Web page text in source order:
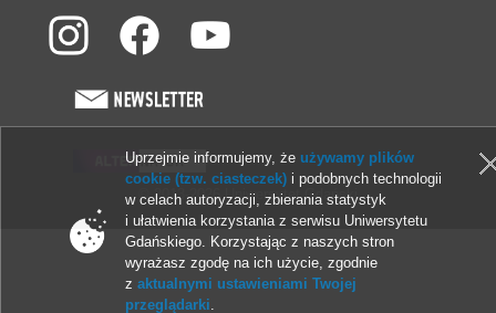
© 2013-2026 Uniwersytet Gdański
Uprzejmie informujemy, że używamy plików
cookie (tzw. ciasteczek) i podobnych technologii
w celach autoryzacji, zbierania statystyk
i ułatwienia korzystania z serwisu Uniwersytetu
Gdańskiego. Korzystając z naszych stron
wyrażasz zgodę na ich użycie, zgodnie
zaktualnymi ustawieniami Twojej
przeglądarki.